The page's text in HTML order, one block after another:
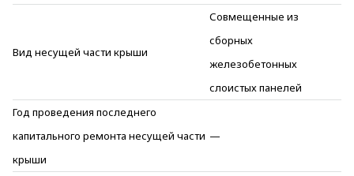
Вид несущей части крыши
Совмещенные из
сборных
железобетонных
слоистых панелей
Год проведения последнего
капитального ремонта несущей части
крыши
—